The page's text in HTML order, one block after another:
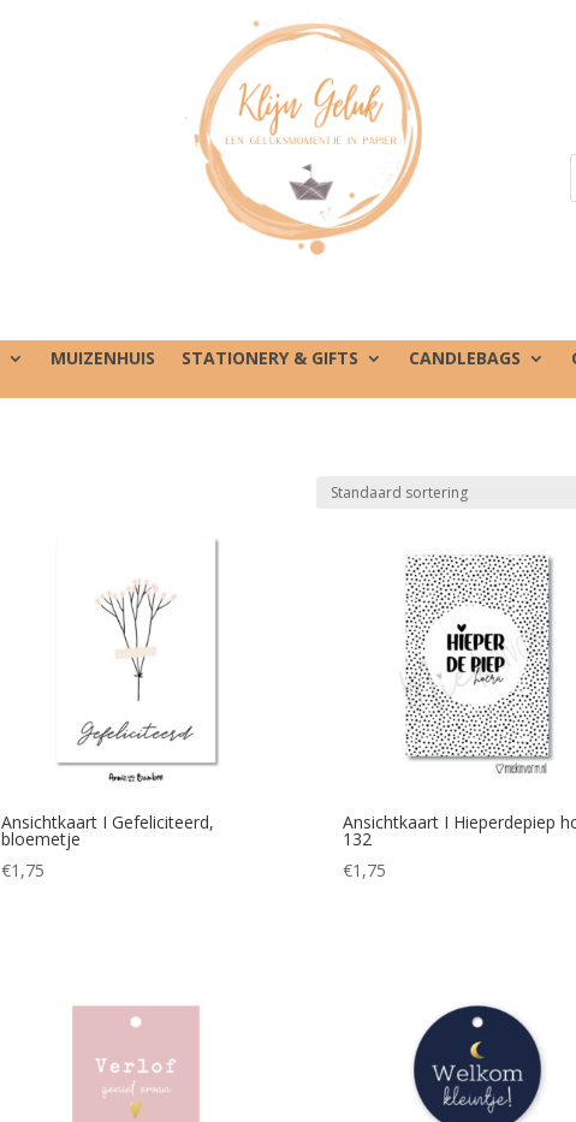
MUIZENHUIS STATIONERY & GIFTS CANDLEBAGS
Ansichtkaart I Gefeliciteerd,
bloemetje
€1,75
Ansichtkaart I Hieperdepiep
132
€1,75